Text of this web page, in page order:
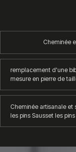
Cheminée
remplacement d'une
mesure en pierre de
Cheminée artisanale et
les pins Sausset les pins